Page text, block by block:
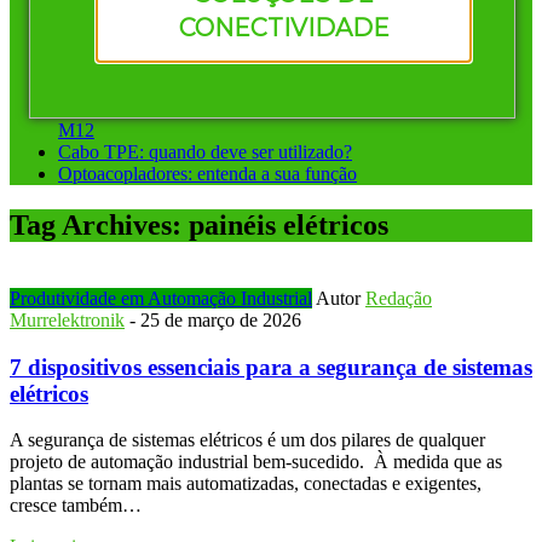
CONECTIVIDADE
Vantagens de investir em conectores pré-montados da
Instalação ponto a ponto ou sistemas de barramento: qual
M12
Cabo TPE: quando deve ser utilizado?
Optoacopladores: entenda a sua função
Tag Archives: painéis elétricos
Produtividade em Automação Industrial AutorRedação
Murrelektronik - 25 de março de 2026
7 dispositivos essenciais para a segurança de sistemas
elétricos
A segurança de sistemas elétricos é um dos pilares de qualquer
projeto de automação industrial bem-sucedido. À medida que as
plantas se tornam mais automatizadas, conectadas e exigentes,
cresce também…